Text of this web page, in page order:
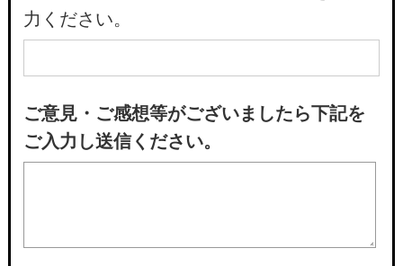
力ください。
ご意見・ご感想等がございましたら下記を
ご入力し送信ください。